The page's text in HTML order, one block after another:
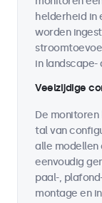
helderheid in
worden
in
Veelzijdige
De
tal van
alle modellen
eenvoudig
paal-,
montage en